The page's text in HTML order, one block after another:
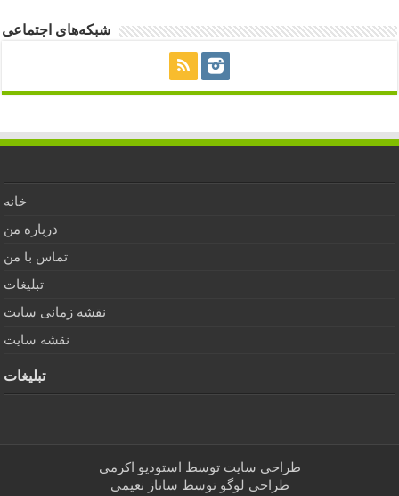
شبکه‌های اجتماعی
خانه
درباره من
تماس با من
تبلیغات
نقشه زمانی سایت
نقشه سایت
تبلیغات
طراحی سایت توسط استودیو اکرمی
طراحی لوگو توسط ساناز نعیمی